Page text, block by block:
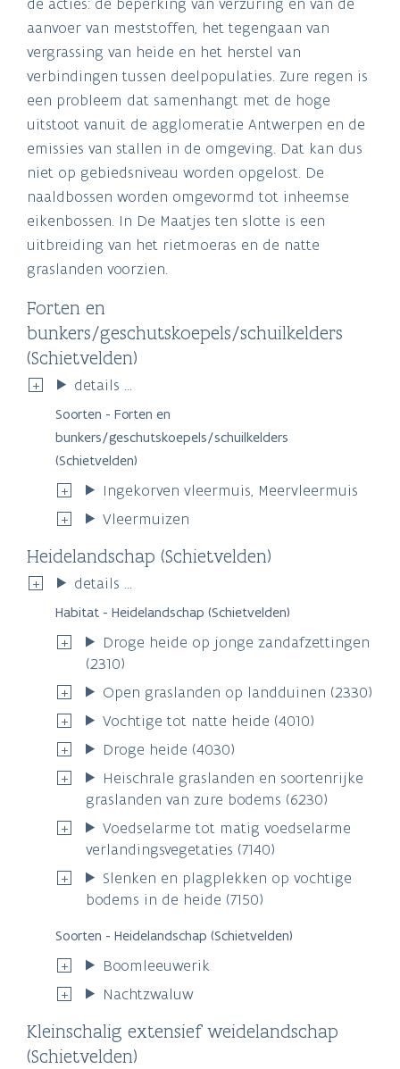
aanvoer van meststoffen, het tegengaan van
vergrassing van heide en het herstel van
verbindingen tussen deelpopulaties. Zure regen is
een probleem dat samenhangt met de hoge
uitstoot vanuit de agglomeratie Antwerpen en de
emissies van stallen in de omgeving. Dat kan dus
niet op gebiedsniveau worden opgelost. De
naaldbossen worden omgevormd tot inheemse
eikenbossen. In De Maatjes ten slotte is een
uitbreiding van het rietmoeras en de natte
graslanden voorzien.
Forten en
bunkers/geschutskoepels/schuilkelders
(Schietvelden)
details ...
Soorten - Forten en
bunkers/geschutskoepels/schuilkelders
(Schietvelden)
Ingekorven vleermuis, Meervleermuis
Vleermuizen
Heidelandschap (Schietvelden)
details ...
Habitat - Heidelandschap (Schietvelden)
Droge heide op jonge zandafzettingen
(2310)
Open graslanden op landduinen (2330)
Vochtige tot natte heide (4010)
Droge heide (4030)
Heischrale graslanden en soortenrijke
graslanden van zure bodems (6230)
Voedselarme tot matig voedselarme
verlandingsvegetaties (7140)
Slenken en plagplekken op vochtige
bodems in de heide (7150)
Soorten - Heidelandschap (Schietvelden)
Boomleeuwerik
Nachtzwaluw
Kleinschalig extensief weidelandschap
(Schietvelden)